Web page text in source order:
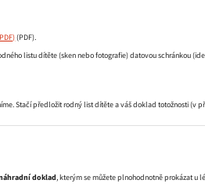
(PDF).
listu dítěte (sken nebo fotografie) datovou schránkou
Stačí předložit rodný list dítěte a váš doklad totožnosti (v
doklad, kterým se můžete plnohodnotně prokázat u